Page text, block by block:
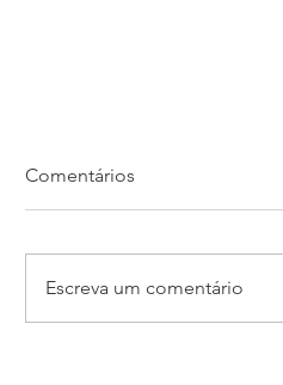
Comentários
Escreva um comentário